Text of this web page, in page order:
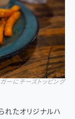
ーにチーズトッピング
れたオリジナルハ